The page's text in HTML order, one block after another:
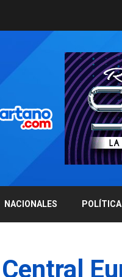
NACIONALES POLÍTICA